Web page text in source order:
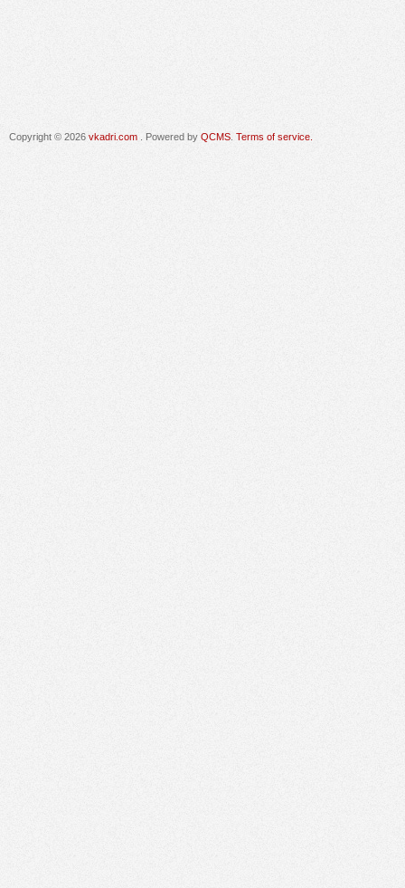
Copyright © 2026 vkadri.com . Powered by QCMS Terms of service.